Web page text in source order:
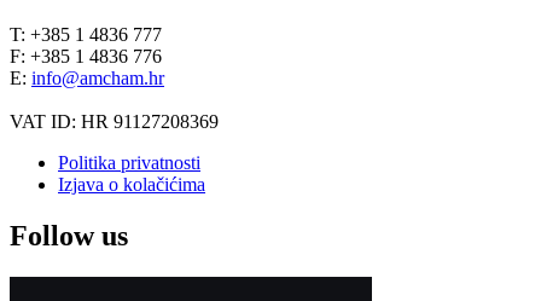
T: +385 1 4836 777
F: +385 1 4836 776
E: info@amcham.hr
VAT ID: HR 91127208369
Politika privatnosti
Izjava o kolačićima
Follow us